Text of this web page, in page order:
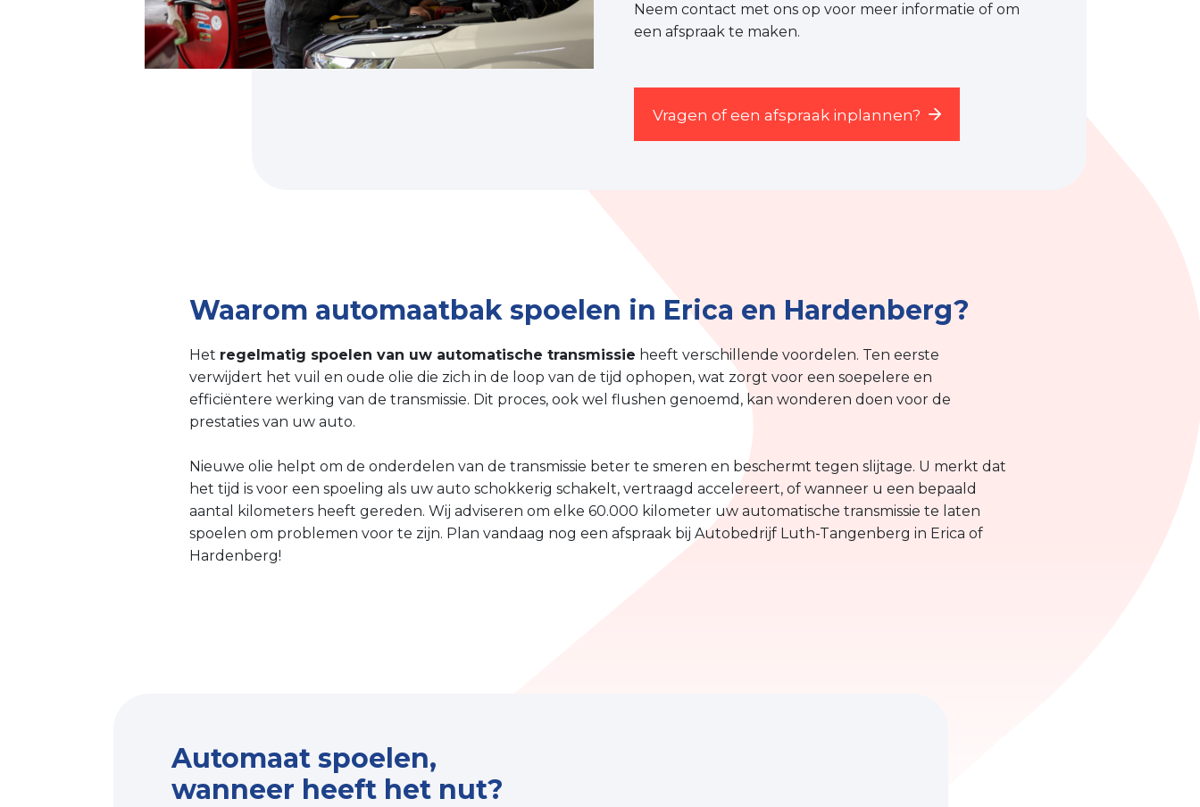
Neem contact met ons op voor meer informatie of om
een afspraak te maken.
Vragen of een afspraak inplannen?
Waarom automaatbak spoelen in Erica en Hardenberg?
Het regelmatig spoelen van uw automatische transmissie heeft verschillende voordelen. Ten eerste
verwijdert het vuil en oude olie die zich in de loop van de tijd ophopen, wat zorgt voor een soepelere en
efficiëntere werking van de transmissie. Dit proces, ook wel flushen genoemd, kan wonderen doen voor de
prestaties van uw auto.
Nieuwe olie helpt om de onderdelen van de transmissie beter te smeren en beschermt tegen slijtage. U merkt dat
het tijd is voor een spoeling als uw auto schokkerig schakelt, vertraagd accelereert, of wanneer u een bepaald
aantal kilometers heeft gereden. Wij adviseren om elke 60.000 kilometer uw automatische transmissie te laten
spoelen om problemen voor te zijn. Plan vandaag nog een afspraak bij Autobedrijf Luth-Tangenberg in Erica of
Hardenberg!
Automaat spoelen,
wanneer heeft het nut?